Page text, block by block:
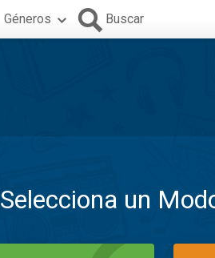
Géneros Buscar
Selecciona un